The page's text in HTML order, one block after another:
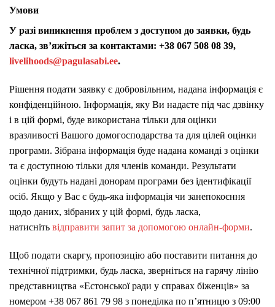
Умови
У разі виникнення проблем з доступом до заявки, будь
ласка, зв’яжіться за контактами: +38 067 508 08 39,
livelihoods@pagulasabi.ee.
Рішення подати заявку є добровільним, надана інформація є
конфіденційною. Інформація, яку Ви надаєте під час дзвінку
і в цій формі, буде використана тільки для оцінки
вразливості Вашого домогосподарства та для цілей оцінки
програми. Зібрана інформація буде надана команді з оцінки
та є доступною тільки для членів команди. Результати
оцінки будуть надані донорам програми без ідентифікації
осіб. Якщо у Вас є будь-яка інформація чи занепокоєння
щодо даних, зібраних у цій формі, будь ласка,
натисніть відправити запит за допомогою онлайн-форми.
Щоб подати скаргу, пропозицію або поставити питання до
технічної підтримки, будь ласка, зверніться на гарячу лінію
представництва «Естонської ради у справах біженців» за
номером +38 067 861 79 98 з понеділка по п’ятницю з 09:00